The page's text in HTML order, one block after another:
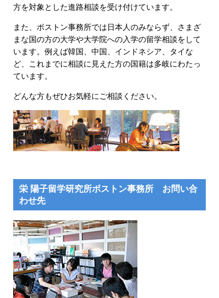
方を対象とした進路相談を受け付けています。
また、ボストン事務所では日本人のみならず、さまざ
まな国の方の大学や大学院への入学の留学相談をして
います。例えば韓国、中国、インドネシア、タイな
ど、これまでに相談に見えた方の国籍は多岐にわたっ
ています。
どんな方もぜひお気軽にご相談ください。
栄 陽子留学研究所ボストン事務所 お問い合
わせ先